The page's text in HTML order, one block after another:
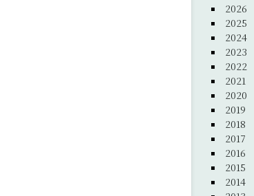
2026
2025
2024
2023
2022
2021
2020
2019
2018
2017
2016
2015
2014